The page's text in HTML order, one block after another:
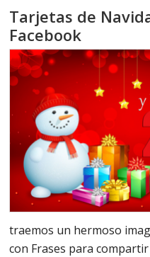
Tarjetas de
Facebook
traemos un hermoso
con Frases para